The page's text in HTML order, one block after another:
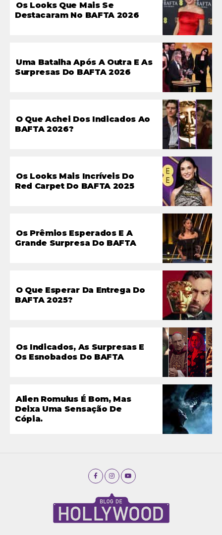
Os Looks Que Mais Se
Destacaram No BAFTA 2026
Uma Batalha Após A Outra E As
Surpresas Do BAFTA 2026
O Que Achei Dos Indicados Ao
BAFTA 2026?
Os Looks Mais Incríveis Do
Red Carpet Do BAFTA 2025
Os Prêmios Esperados E A
Grande Surpresa Do BAFTA
O Que Esperar Da Entrega Do
BAFTA 2025?
Os Indicados, As Surpresas E
Os Esnobados Do BAFTA
Alien Romulus É Bom, Mas
Deixa Uma Sensação De
Cópia.